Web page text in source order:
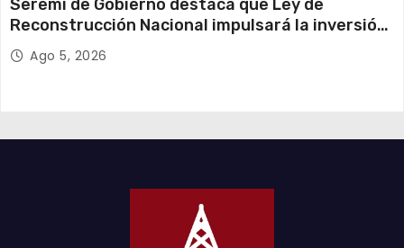
Seremi de Gobierno destaca que Ley de
Reconstrucción Nacional impulsará la inversión
y el empleo en Tarapacá
Ago 5, 2026